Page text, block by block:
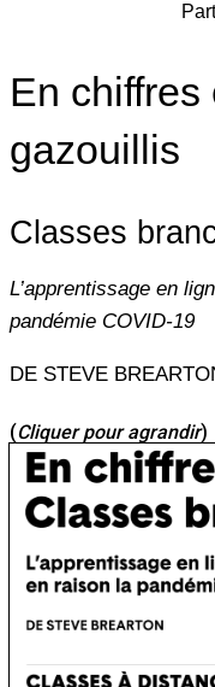
En
gazouillis
Classes
L’apprentissage en
pandémie COVID-19
DE STEVE
(Cliquer pour agrandir)